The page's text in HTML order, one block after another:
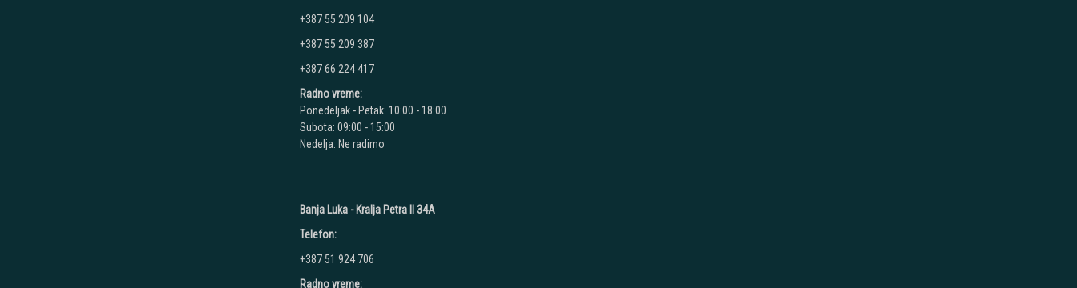
+387 55 209 104
+387 55 209 387
+387 66 224 417
Radno vreme:
Ponedeljak - Petak: 10:00 - 18:00
Subota: 09:00 - 15:00
Nedelja: Ne radimo
Banja Luka - Kralja Petra II 34A
Telefon:
+387 51 924 706
Radno vreme: